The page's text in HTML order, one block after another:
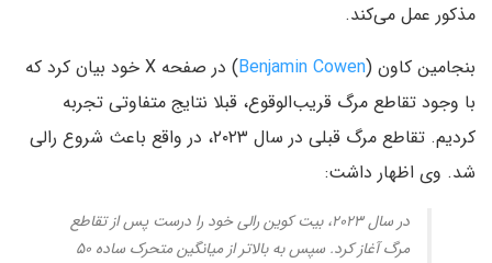
مذکور عمل می‌کند.
بنجامین کاون (‌Benjamin Cowen
) در صفحه X خود بیان کرد که
با وجود تقاطع مرگ قریب‌الوقوع، قبلا نتایج متفاوتی تجربه
کردیم. تقاطع مرگ قبلی در سال ۲۰۲۳، در واقع باعث شروع رالی
شد. وی اظهار داشت:
در سال ۲۰۲۳، بیت کوین رالی خود را درست پس از تقاطع
مرگ آغاز کرد. سپس به بالاتر از میانگین متحرک ساده ۵۰